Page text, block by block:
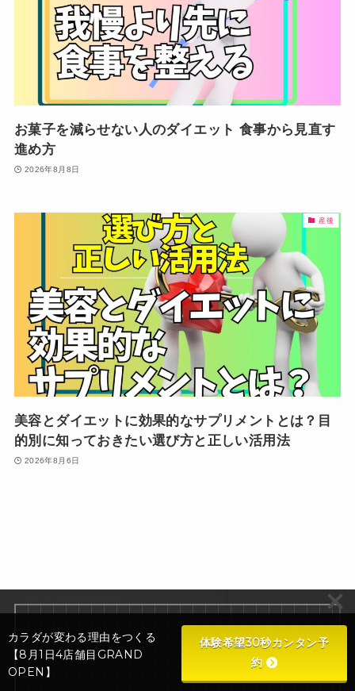
お菓子を減らせない人のダイエット 食事から見直す
進め方
2026年8月8日
産後
美容とダイエットに効果的なサプリメントとは？目
的別に知っておきたい選び方と正しい活用法
2026年8月6日
1.費用はどのくらい？
カラダが変わる理由をつくる
【8月1日4店舗目GRAND
OPEN】
体験希望30秒カンタン予
約